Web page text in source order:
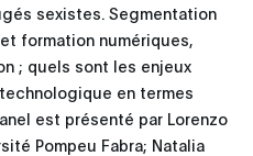
sexistes. Segmentation
formation numériques,
; quels sont les enjeux
en termes
est présenté par Lorenzo
Pompeu Fabra; Natalia